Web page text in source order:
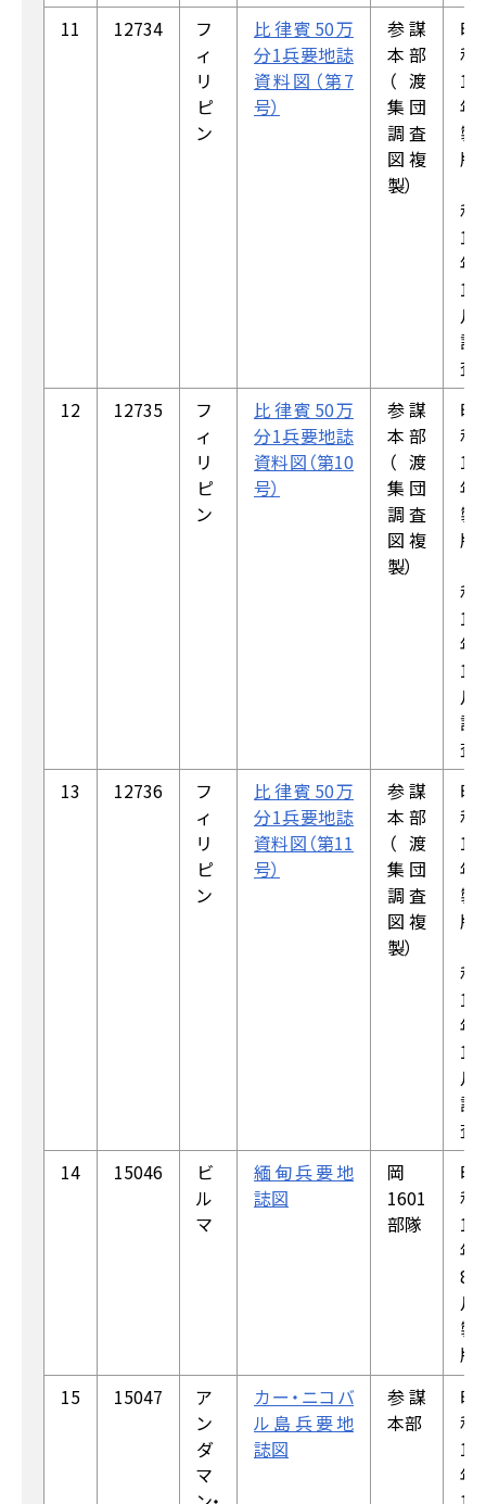
11
12734
フ
ィ
リ
ピ
ン
比律賓50万
分1兵要地誌
資料図（第7
号）
参謀
本部
（渡
集団
調査
図複
製）
昭
和
19
年
製
版
和
19
年
1
月
調
査）
12
12735
フ
ィ
リ
ピ
ン
比律賓50万
分1兵要地誌
資料図（第10
号）
参謀
本部
（渡
集団
調査
図複
製）
昭
和
19
年
製
版
和
19
年
1
月
調
査）
13
12736
フ
ィ
リ
ピ
ン
比律賓50万
分1兵要地誌
資料図（第11
号）
参謀
本部
（渡
集団
調査
図複
製）
昭
和
19
年
製
版
和
19
年
1
月
調
査）
14
15046
ビ
ル
マ
緬甸兵要地
誌図
岡
1601
部隊
昭
和
18
年
8
月
製
版
15
15047
ア
ン
ダ
マ
カー・ニコバ
ル島兵要地
誌図
参謀
本部
昭
和
19
年